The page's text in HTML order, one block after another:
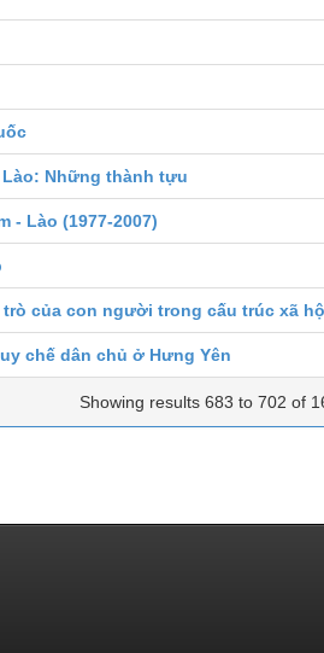
Những thành tựu
- Lào (1977-2007)
của con người trong cấu trúc xã
chế dân chủ ở Hưng Yên
Showing results 683 to 702 of